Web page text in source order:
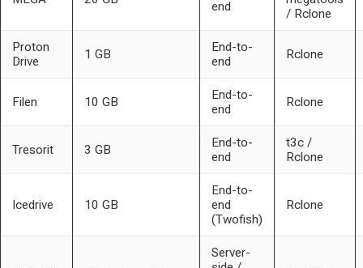
end
/ Rclone
Proton
Drive
1 GB
End-to-
end
Rclone
Filen 10 GB
End-to-
end
Rclone
Tresorit 3 GB
End-to-
end
t3c /
Rclone
Icedrive 10 GB
End-to-
end
(Twofish)
Rclone
Server-